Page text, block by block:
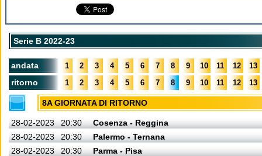
Serie B 2022-23
andata 1 2 3 4 5 6 7 8 9 10 11 12 13
ritorno 1 2 3 4 5 6 7 8 9 10 11 12 13
8A GIORNATA DI RITORNO
28-02-2023 20:30
Cosenza - Reggina
28-02-2023
20:30
Palermo - Ternana
28-02-2023
20:30
Parma - Pisa